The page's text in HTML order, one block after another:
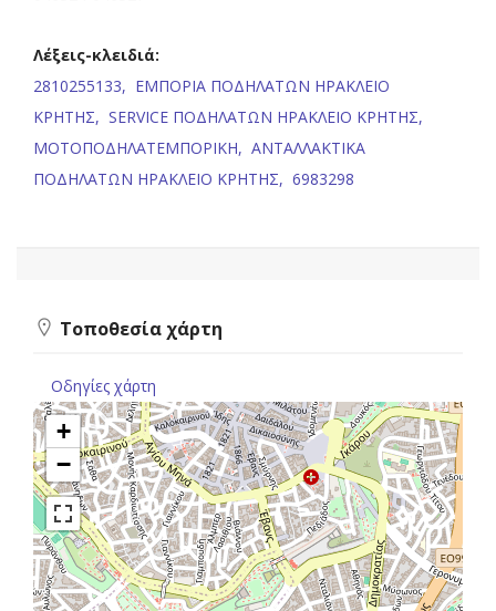
Λέξεις-κλειδιά:
2810255133, ΕΜΠΟΡΙΑ ΠΟΔΗΛΑΤΩΝ ΗΡΑΚΛΕΙΟ
ΚΡΗΤΗΣ, SERVICE ΠΟΔΗΛΑΤΩΝ ΗΡΑΚΛΕΙΟ ΚΡΗΤΗΣ,
ΜΟΤΟΠΟΔΗΛΑΤΕΜΠΟΡΙΚΗ, ΑΝΤΑΛΛΑΚΤΙΚΑ
ΠΟΔΗΛΑΤΩΝ ΗΡΑΚΛΕΙΟ ΚΡΗΤΗΣ, 6983298
Τοποθεσία χάρτη
Οδηγίες χάρτη
+
−